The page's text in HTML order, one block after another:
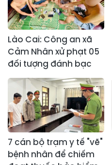
Lào Cai: Công an xã
Cảm Nhân xử phạt 05
đối tượng đánh bạc
7 cán bộ trạm y tế "vẽ"
bệnh nhân để chiếm